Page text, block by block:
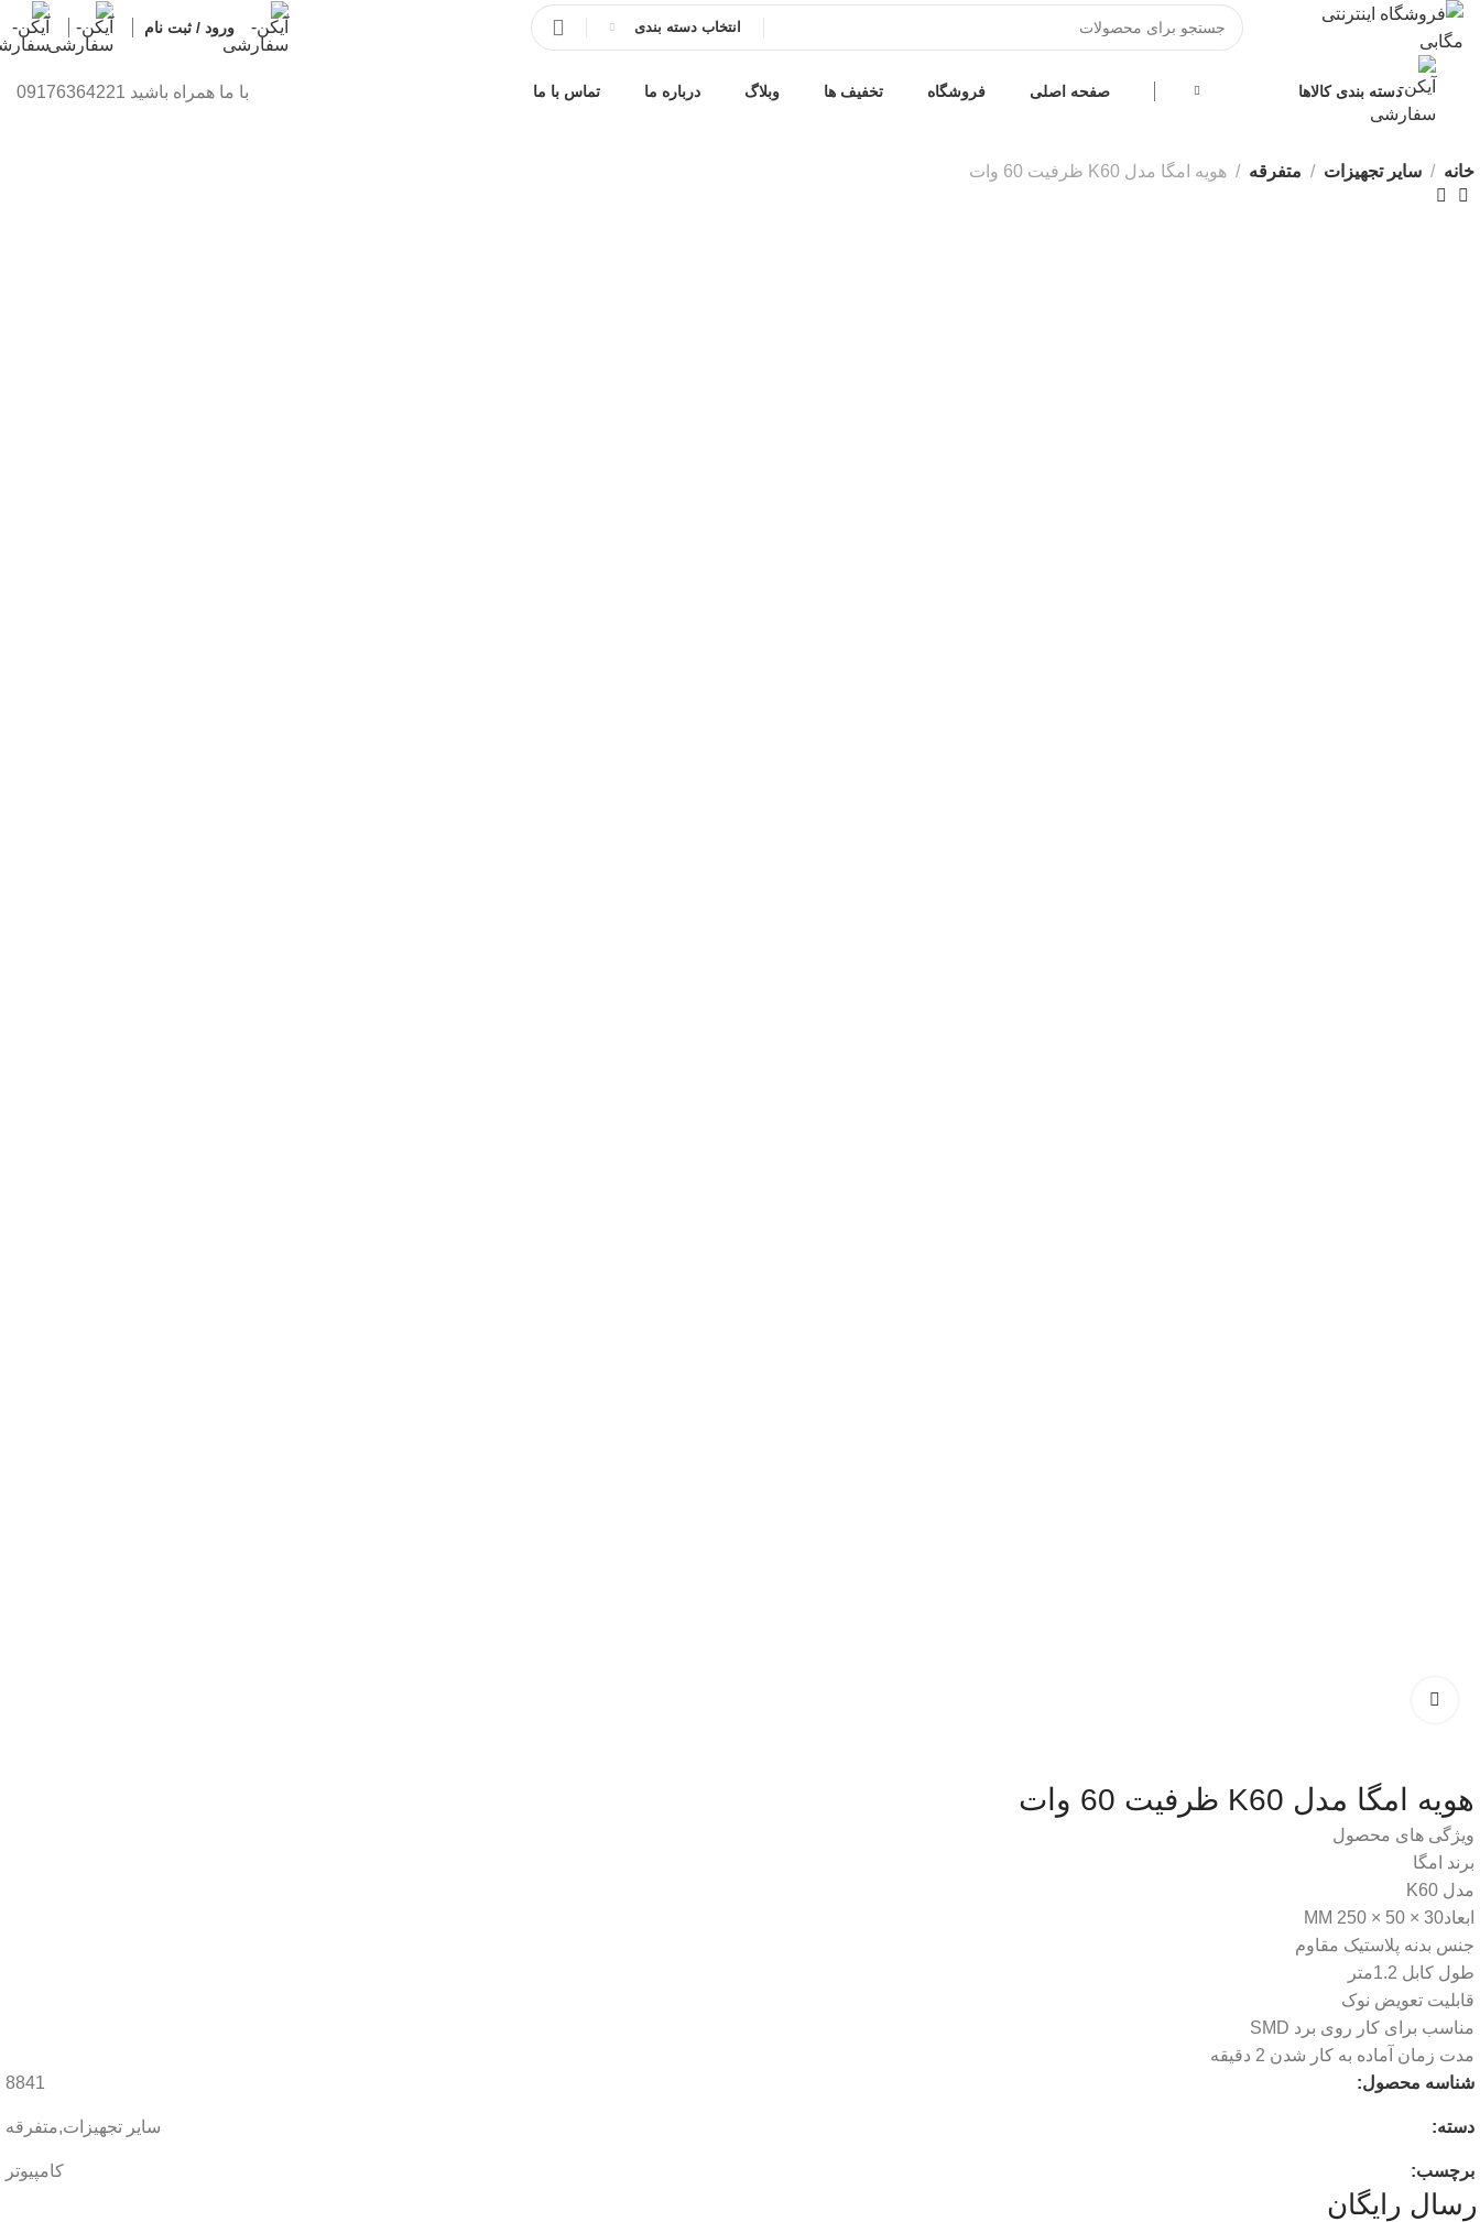
انتخاب دسته بندی ورود / ثبت نام
0
0
دسته بندی کالاها صفحه اصلی فروشگاه تخفیف ها وبلاگ درباره ما تماس با ما با ما همراه باشید 09176364221
خانه سایر تجهیزات متفرقه هویه امگا مدل K60 ظرفیت 60 وات
هویه امگا مدل K60 ظرفیت 60 وات
ویژگی های محصول
برند امگا
مدل K60
ابعاد30 × 50 × 250 MM
جنس بدنه پلاستیک مقاوم
طول کابل 1.2متر
قابلیت تعویض نوک
مناسب برای کار روی برد SMD
مدت زمان آماده به کار شدن 2 دقیقه
شناسه محصول:
8841
دسته: سایر تجهیزات,متفرقه
برچسب: کامپیوتر
رایگان